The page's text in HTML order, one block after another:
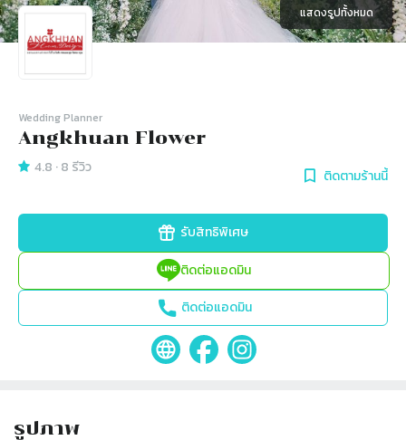
แสดงรูปทั้งหมด
Wedding Planner
Angkhuan Flower
4.8 ·8 รีวิว ติดตามร้านนี้
รับสิทธิพิเศษ
ติดต่อแอดมิน
ติดต่อแอดมิน
รูปภาพ